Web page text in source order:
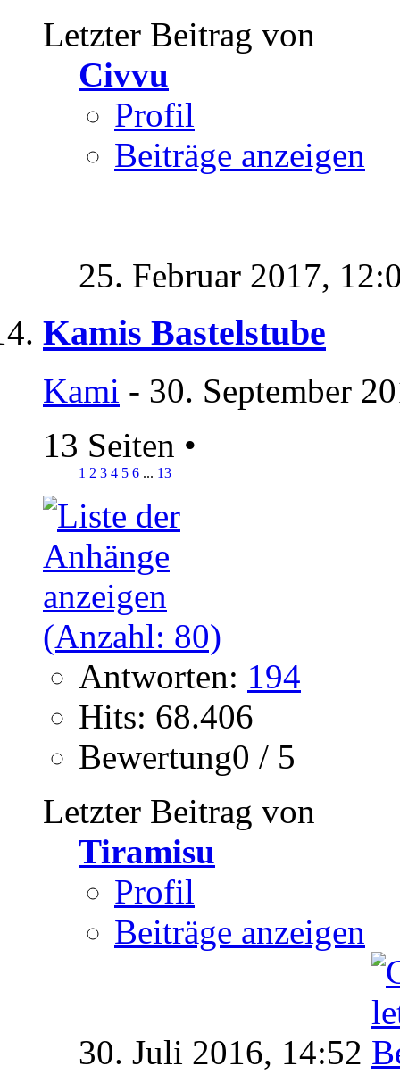
Letzter Beitrag von
Civvu
Profil
Beiträge anzeigen
25. Februar 2017,
Kamis Bastelstube
Kami - 30. September
13 Seiten •
1 2 3 4 5 6 ... 13
Antworten: 194
Hits: 68.406
Bewertung0 / 5
Letzter Beitrag von
Tiramisu
Profil
Beiträge anzeigen
30. Juli 2016, 14:52